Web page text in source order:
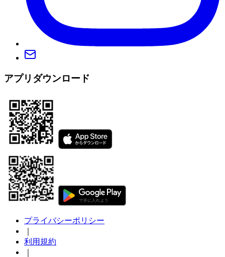
アプリダウンロード
プライバシーポリシー
利用規約